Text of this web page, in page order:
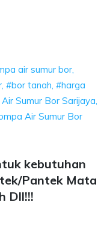
air sumur bor,
#bor tanah, #harga
Sumur Bor Sarijaya,
Air Sumur Bor
kebutuhan
Pantek Mata
Dll!!!